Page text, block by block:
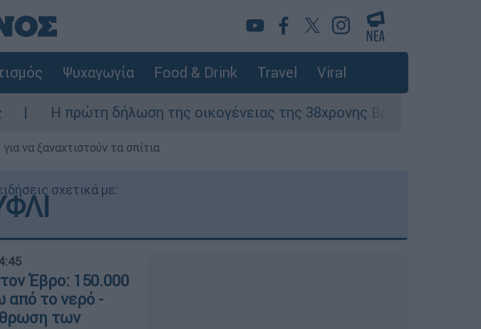
Ψυχαγωγία Food & Drink Travel Viral
δήλωση της οικογένειας της 38χρονης Βρετανίδας που
να ξαναχτιστούν τα σπίτια
σχετικά με:
Έβρο: 150.000
το νερό -
των